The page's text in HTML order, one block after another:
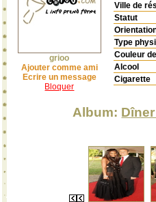
grioo
Ajouter comme ami
Ecrire un message
Bloquer
Ville de
Statut
Type
Couleur
Alcool
Cigarette
Album: